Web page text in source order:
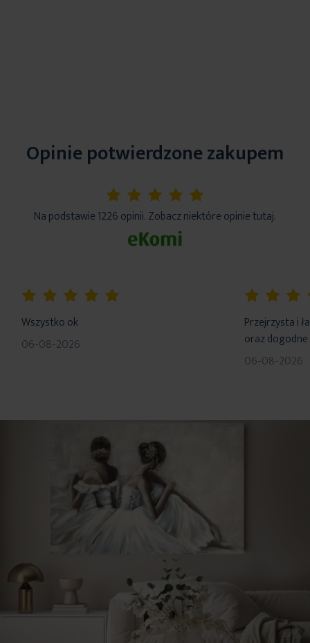
Opinie potwierdzone zakupem
5%
Na podstawie 1226 opinii. Zobacz niektóre opinie tutaj.
Wszystko ok
06-08-2026
Przejrzysta i
oraz
06-08-2026